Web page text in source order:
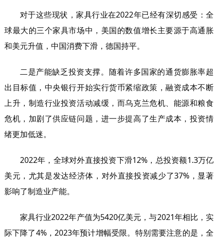
对于这些现状，家具行业在2022年已经有深切感受：全
球最大的三个家具市场中，美国的数值增长主要源于高通胀
和美元升值，中国消费下滑，德国持平。
二是产能缺乏投资支撑。随着许多国家的通货膨胀率超
出目标值，中央银行开始实行货币紧缩政策，融资成本不断
上升，制造行业投资活动减缓，而乌克兰危机、能源和粮食
危机，加剧了供应链问题，进一步提高了生产成本，投资情
绪更加低迷。
2022年，全球对外直接投资下滑12%，总投资额1.3万亿
美元，尤其是发达经济体，对外直接投资减少了37%，显著
影响了制造业产能。
家具行业2022年产值为5420亿美元，与2021年相比，实
际下降了4%，2023年预计增幅受限。特别需要注意的是，全